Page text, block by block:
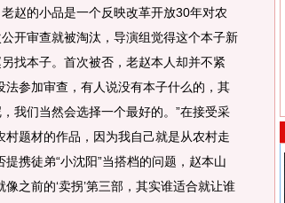
赵的小品是一个反映改革开放30年对农
开审查就被淘汰，导演组觉得这个本子新
找本子。首次被否，老赵本人却并不紧
参加审查，有人说没有本子什么的，其
我们当然会选择一个最好的。”在接受采
题材的作品，因为我自己就是从农村走
携徒弟“小沈阳”当搭档的问题，赵本山
之前的‘卖拐’第三部，其实谁适合就让谁